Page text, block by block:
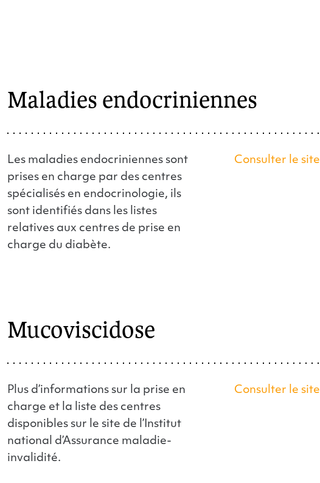
Maladies endocriniennes
Les maladies endocriniennes sont
prises en charge par des centres
spécialisés en endocrinologie, ils
sont identifiés dans les listes
relatives aux centres de prise en
charge du diabète.
Consulter le site
Mucoviscidose
Plus d’informations sur la prise en
charge et la liste des centres
disponibles sur le site de l’Institut
national d’Assurance maladie-
invalidité.
Consulter le site